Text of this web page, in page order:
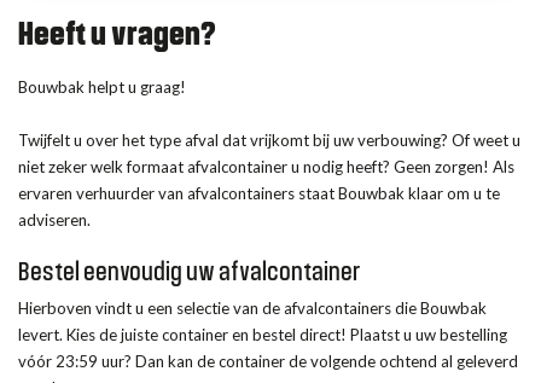
Heeft u vragen?
Bouwbak helpt u graag!
Twijfelt u over het type afval dat vrijkomt bij uw verbouwing? Of weet u
niet zeker welk formaat afvalcontainer u nodig heeft? Geen zorgen! Als
ervaren verhuurder van afvalcontainers staat Bouwbak klaar om u te
adviseren.
Bestel eenvoudig uw afvalcontainer
Hierboven vindt u een selectie van de afvalcontainers die Bouwbak
levert. Kies de juiste container en bestel direct! Plaatst u uw bestelling
vóór 23:59 uur? Dan kan de container de volgende ochtend al geleverd